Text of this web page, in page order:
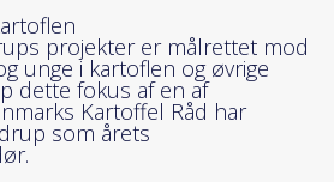
projekter er målrettet mod
unge i kartoflen og øvrige
dette fokus af en af
Kartoffel Råd har
som årets